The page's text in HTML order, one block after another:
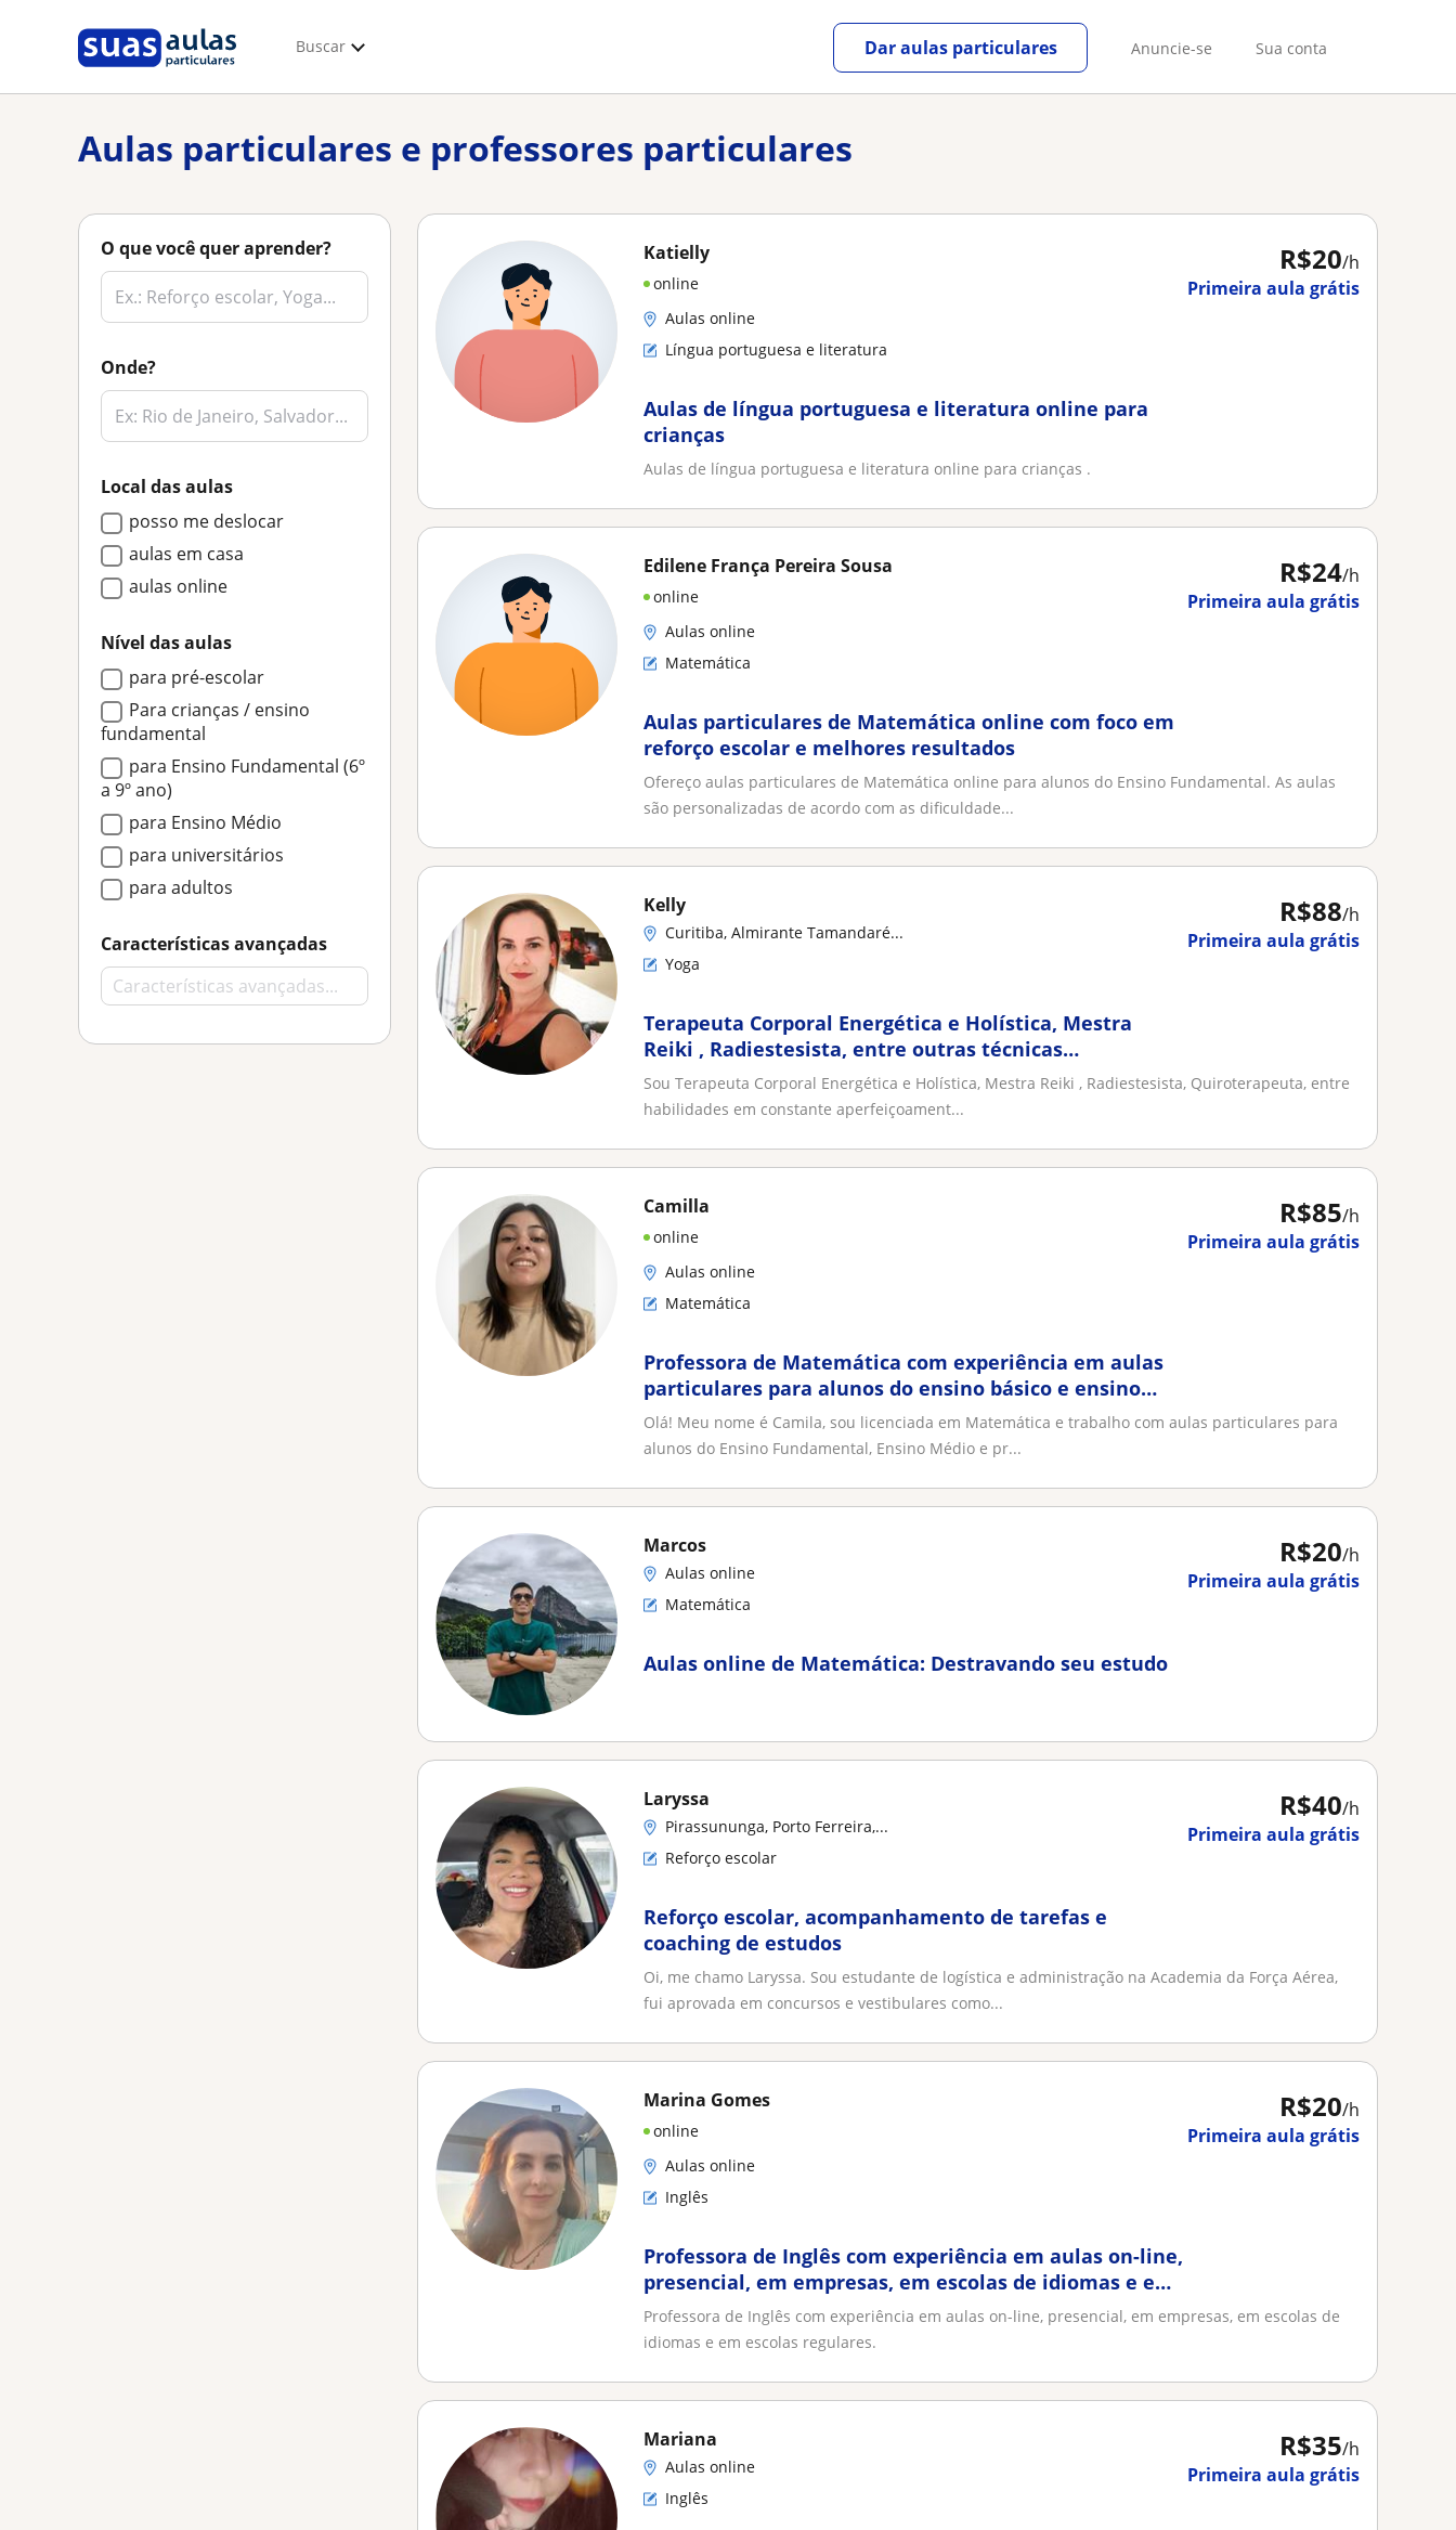
Buscar Anuncie-se Sua conta
Dar aulas particulares
Aulas particulares e professores particulares
O que você quer aprender?
Onde?
Local das aulas
posso me deslocar
aulas em casa
aulas online
Nível das aulas
para pré-escolar
Para crianças / ensino
fundamental
para Ensino Fundamental (6º
a 9º ano)
para Ensino Médio
para universitários
para adultos
Características avançadas
R$20/h
Primeira aula grátis
Katielly
online
Aulas online
Língua portuguesa e literatura
Aulas de língua portuguesa e literatura online para
crianças
Aulas de língua portuguesa e literatura online para crianças .
R$24/h
Primeira aula grátis
Edilene França Pereira Sousa
online
Aulas online
Matemática
Aulas particulares de Matemática online com foco em
reforço escolar e melhores resultados
Ofereço aulas particulares de Matemática online para alunos do Ensino Fundamental. As aulas
são personalizadas de acordo com as dificuldade...
R$88/h
Primeira aula grátis
Kelly
Curitiba, Almirante Tamandaré...
Yoga
Terapeuta Corporal Energética e Holística, Mestra
Reiki , Radiestesista, entre outras técnicas
terapêuticas
Sou Terapeuta Corporal Energética e Holística, Mestra Reiki , Radiestesista, Quiroterapeuta, entre
habilidades em constante aperfeiçoament...
R$85/h
Primeira aula grátis
Camilla
online
Aulas online
Matemática
Professora de Matemática com experiência em aulas
particulares para alunos do ensino básico e ensino
superior
Olá! Meu nome é Camila, sou licenciada em Matemática e trabalho com aulas particulares para
alunos do Ensino Fundamental, Ensino Médio e pr...
R$20/h
Primeira aula grátis
Marcos
Aulas online
Matemática
Aulas online de Matemática: Destravando seu estudo
R$40/h
Primeira aula grátis
Laryssa
Pirassununga, Porto Ferreira,...
Reforço escolar
Reforço escolar, acompanhamento de tarefas e
coaching de estudos
Oi, me chamo Laryssa. Sou estudante de logística e administração na Academia da Força Aérea,
fui aprovada em concursos e vestibulares como...
R$20/h
Primeira aula grátis
Marina Gomes
online
Aulas online
Inglês
Professora de Inglês com experiência em aulas on-line,
presencial, em empresas, em escolas de idiomas e em
escolas regulares
Professora de Inglês com experiência em aulas on-line, presencial, em empresas, em escolas de
idiomas e em escolas regulares.
R$35/h
Primeira aula grátis
Mariana
Aulas online
Inglês